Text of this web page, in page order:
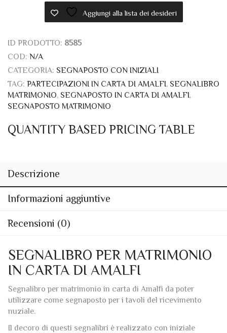
Aggiungi alla lista dei desideri
ID PRODOTTO: 8585
COD: N/A
CATEGORIA: SEGNAPOSTO CON INIZIALI
TAG: PARTECIPAZIONI IN CARTA DI AMALFI, SEGNALIBRO
MATRIMONIO, SEGNAPOSTO IN CARTA DI AMALFI,
SEGNAPOSTO MATRIMONIO
QUANTITY BASED PRICING TABLE
Descrizione
Informazioni aggiuntive
Recensioni (0)
SEGNALIBRO PER MATRIMONIO
IN CARTA DI AMALFI
Segnalibro per matrimonio in carta di Amalfi da poter
utilizzare come segnaposto per i tavoli del ricevimento
nuziale.
Il decoro di questi segnalibri è realizzato con iniziale